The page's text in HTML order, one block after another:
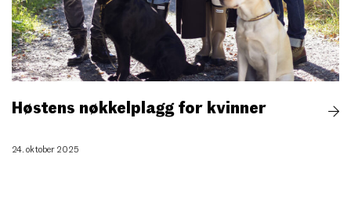
Høstens nøkkelplagg for kvinner
24. oktober 2025